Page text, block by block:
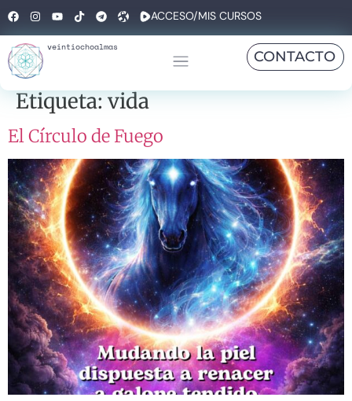
ACCESO/MIS CURSOS
veintiochoalmas
CONTACTO
Etiqueta:vida
El Círculo de Fuego